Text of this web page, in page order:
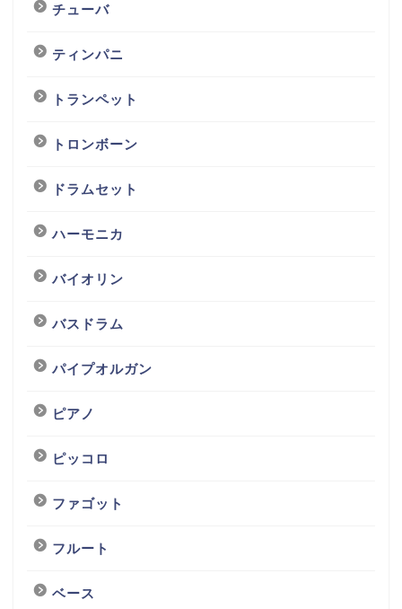
チューバ
ティンパニ
トランペット
トロンボーン
ドラムセット
ハーモニカ
バイオリン
バスドラム
パイプオルガン
ピアノ
ピッコロ
ファゴット
フルート
ベース